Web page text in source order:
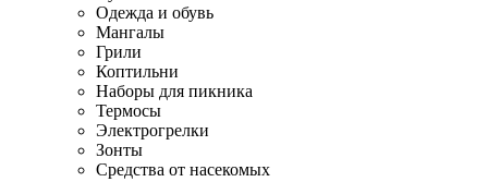
Одежда и обувь
Мангалы
Грили
Коптильни
Наборы для пикника
Термосы
Электрогрелки
Зонты
Средства от насекомых